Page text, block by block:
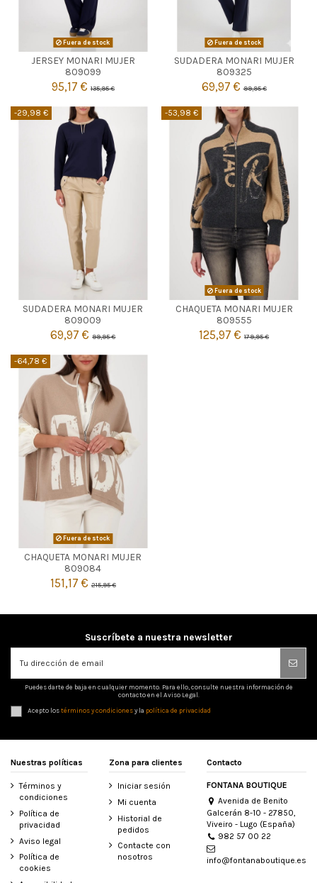
Fuera de stock
JERSEY MONARI MUJER
809099
95,17 €135,95 €
 Agotado
Fuera de stock
SUDADERA MONARI MUJER
809325
69,97 €99,95 €
 Agotado
-29,98 €
SUDADERA MONARI MUJER
809009
69,97 €99,95 €
AZUL MARINO
36
 Añadir al carrito
-53,98 €
Fuera de stock
CHAQUETA MONARI MUJER
809555
125,97 €179,95 €
 Agotado
-64,78 €
Fuera de stock
CHAQUETA MONARI MUJER
809084
151,17 €215,95 €
 Agotado
Suscríbete a nuestra newsletter
Puedes darte de baja en cualquier momento. Para ello, consulte nuestra información de
contacto en el Aviso Legal.
Acepto lostérminos y condicionesy la política de privacidad
Nuestras políticas
Términos y
condiciones
Política de
privacidad
Aviso legal
Política de
cookies
Zona para clientes
Iniciar sesión
Mi cuenta
Historial de
pedidos
Contacte con
nosotros
Contacto
FONTANA BOUTIQUE
Avenida de Benito
Galcerán 8-10 - 27850,
Viveiro - Lugo (España)
982 57 00 22
info@fontanaboutique.es